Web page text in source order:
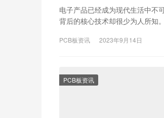
电子产品已经成为现代生活中不
背后的核心技术却很少为人所知
PCB板资讯 2023年9月14日
PCB板资讯